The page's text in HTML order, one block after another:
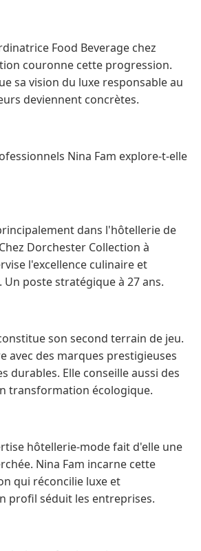
Food Beverage chez
couronne cette progression.
sa vision du luxe responsable au
deviennent concrètes.
Nina Fam explore-t-elle
dans l'hôtellerie de
Dorchester Collection à
l'excellence culinaire et
Un poste stratégique à 27 ans.
son second terrain de jeu.
avec des marques prestigieuses
durables. Elle conseille aussi des
transformation écologique.
hôtellerie-mode fait d'elle une
Nina Fam incarne cette
qui réconcilie luxe et
profil séduit les entreprises.